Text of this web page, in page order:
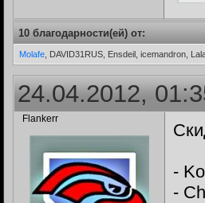
10 благодарности(ей) от:
Molafe , DAVID31RUS, Ensdeil, icemandron,
24.04.2012,
Flankerr
-
-